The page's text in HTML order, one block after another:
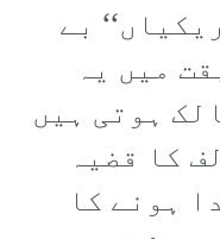
بے
میں یہ
ہوتی ہیں
کا قضیہ
ہونے کا